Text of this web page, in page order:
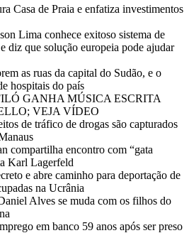
Casa de Praia e enfatiza investimentos
Lima conhece exitoso sistema de
diz que solução europeia pode ajudar
as ruas da capital do Sudão, e o
hospitais do país
GANHA MÚSICA ESCRITA
VEJA VÍDEO
de tráfico de drogas são capturados
compartilha encontro com “gata
Karl Lagerfeld
e abre caminho para deportação de
na Ucrânia
Alves se muda com os filhos do
em banco 59 anos após ser preso